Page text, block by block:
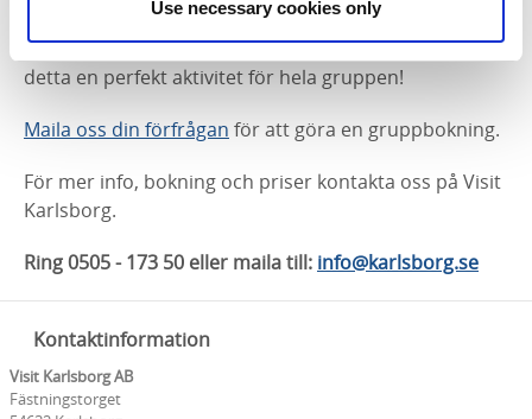
Use necessary cookies only
en gruppbokning. Är ni ett gäng vänner, familj eller
kollegor som har kalas, fest eller konferens? Då är
detta en perfekt aktivitet för hela gruppen!
Maila oss din förfrågan för att göra en gruppbokning.
För mer info, bokning och priser kontakta oss på Visit
Karlsborg.
Ring 0505 - 173 50 eller maila till: info@karlsborg.se
Kontaktinformation
Visit Karlsborg AB
Fästningstorget